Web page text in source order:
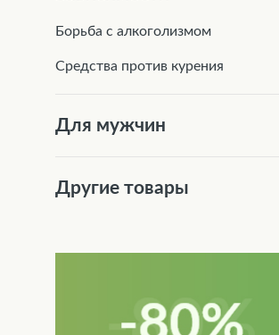
Борьба с алкоголизмом
Средства против курения
Для мужчин
Другие товары